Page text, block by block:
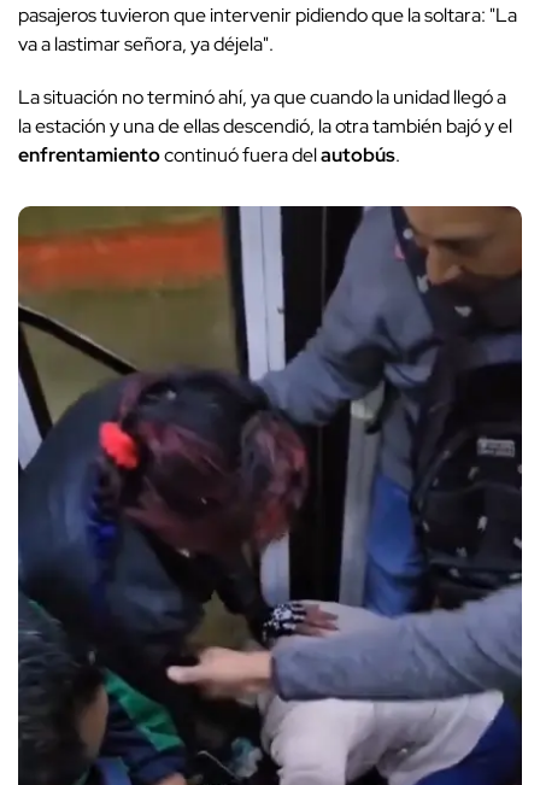
pasajeros tuvieron que intervenir pidiendo que la soltara: "La
va a lastimar señora, ya déjela".
La situación no terminó ahí, ya que cuando la unidad llegó a
la estación y una de ellas descendió, la otra también bajó y el
enfrentamientocontinuó fuera delautobús.